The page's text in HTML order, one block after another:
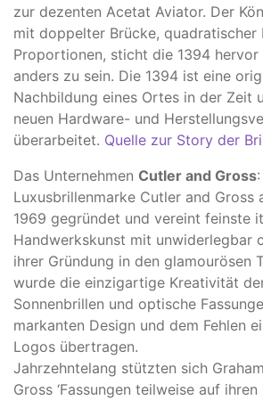
zur dezenten Acetat Aviator. Der
mit doppelter Brücke, quadratischer
Proportionen, sticht die 1394 hervor
anders zu sein. Die 1394 ist eine
Nachbildung eines Ortes in der Zeit
neuen Hardware- und
überarbeitet. Quelle zur Story der
Das Unternehmen Cutler and Gross
Luxusbrillenmarke Cutler and Gross
1969 gegründet und vereint feinste
Handwerkskunst mit unwiderlegbar
ihrer Gründung in den glamourösen
wurde die einzigartige Kreativität
Sonnenbrillen und optische
markanten Design und dem Fehlen
Logos übertragen.
Jahrzehntelang stützten sich
Gross ‘Fassungen teilweise auf